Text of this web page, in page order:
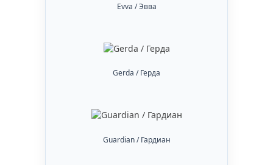
Evva / Эвва
Gerda / Герда
Guardian / Гардиан